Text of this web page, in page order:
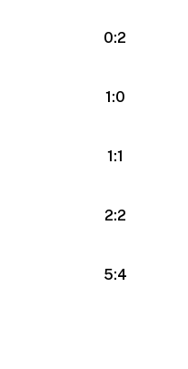
0:2
1:0
1:1
2:2
5:4